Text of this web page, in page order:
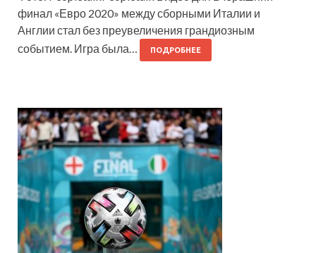
финал «Евро 2020» между сборными Италии и
Англии стал без преувеличения грандиозным
событием. Игра была…
ПОДРОБНЕЕ